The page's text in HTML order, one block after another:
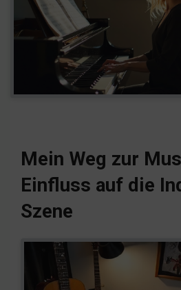
Mein Weg zur
Einfluss auf die
Szene